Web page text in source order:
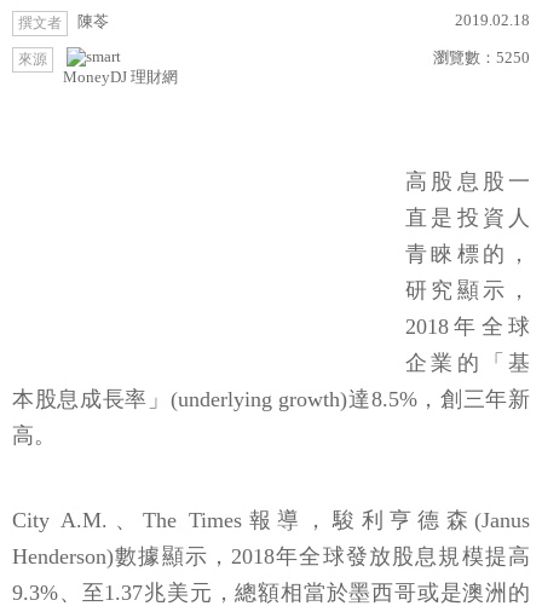
撰文者 陳苓 2019.02.18
來源
MoneyDJ 理財網
瀏覽數： 5250
高股息股一
直是投資人
青睞標的，
研究顯示，
2018年全球
企業的「基
本股息成長率」(underlying growth)達8.5%，創三年新
高。
City A.M.、The Times報導，駿利亨德森(Janus
Henderson)數據顯示，2018年全球發放股息規模提高
9.3%、至1.37兆美元，總額相當於墨西哥或是澳洲的